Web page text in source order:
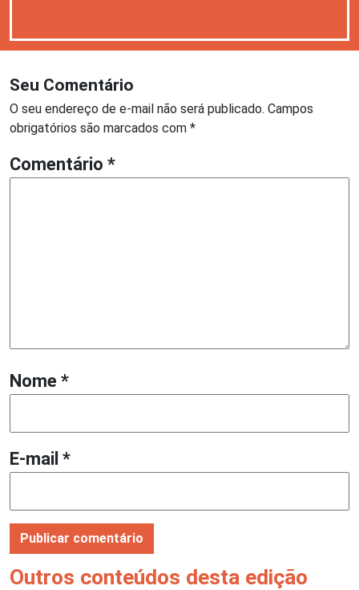
Seu Comentário
O seu endereço de e-mail não será publicado. Campos
obrigatórios são marcados com *
Comentário *
Nome *
E-mail *
Outros conteúdos desta edição